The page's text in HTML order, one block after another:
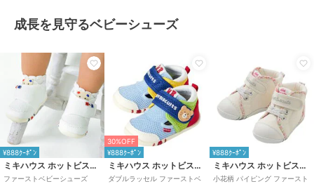
成長を見守るベビーシューズ
¥888ｸｰﾎﾟﾝ
ミキハウス ホットビスケッツ
ファーストベビーシューズ
30%OFF
¥888ｸｰﾎﾟﾝ
ミキハウス ホットビスケッツ
ダブルラッセル ファーストベ
¥888ｸｰﾎﾟﾝ
ミキハウス ホットビスケッツ
小花柄 パイピング ファースト